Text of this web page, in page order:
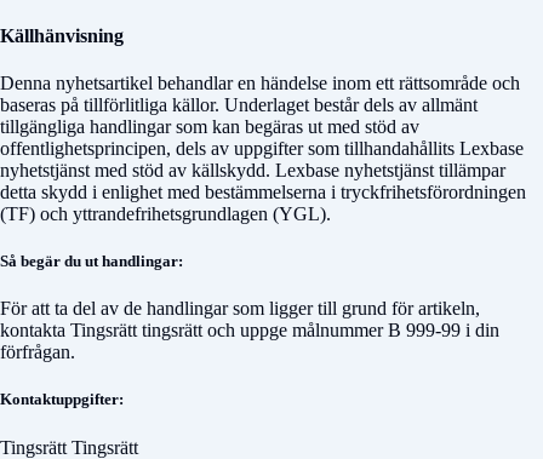
Källhänvisning
Denna nyhetsartikel behandlar en händelse inom ett rättsområde och
baseras på tillförlitliga källor. Underlaget består dels av allmänt
tillgängliga handlingar som kan begäras ut med stöd av
offentlighetsprincipen, dels av uppgifter som tillhandahållits Lexbase
nyhetstjänst med stöd av källskydd. Lexbase nyhetstjänst tillämpar
detta skydd i enlighet med bestämmelserna i tryckfrihetsförordningen
(TF) och yttrandefrihetsgrundlagen (YGL).
Så begär du ut handlingar:
För att ta del av de handlingar som ligger till grund för artikeln,
kontakta Tingsrätt tingsrätt och uppge målnummerB 999-99 i din
förfrågan.
Kontaktuppgifter:
Tingsrätt Tingsrätt